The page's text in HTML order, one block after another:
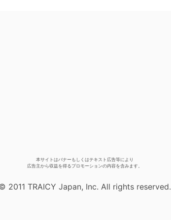
本サイトはバナーもしくはテキスト広告等により
広告主から収益を得るプロモーションの内容を含みます。
2011 TRAICY Japan, Inc. All rights reserved.